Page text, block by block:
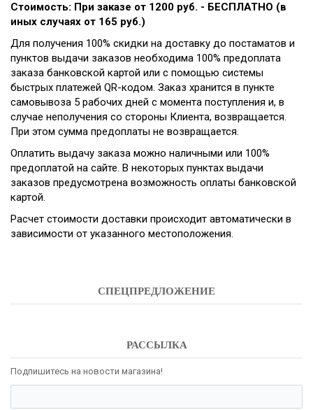
Стоимость: При заказе от 1200 руб. - БЕСПЛАТНО (в
иных случаях от 165 руб.)
Для получения 100% скидки на доставку до постаматов и
пунктов выдачи заказов необходима 100% предоплата
заказа банковской картой или с помощью системы
быстрых платежей QR-кодом. Заказ хранится в пункте
самовывоза 5 рабочих дней с момента поступления и, в
случае неполучения со стороны Клиента, возвращается.
При этом сумма предоплаты не возвращается.
Оплатить выдачу заказа можно наличными или 100%
предоплатой на сайте. В некоторых пунктах выдачи
заказов предусмотрена возможность оплаты банковской
картой.
Расчет стоимости доставки происходит автоматически в
зависимости от указанного местоположения.
СПЕЦПРЕДЛОЖЕНИЕ
РАССЫЛКА
Подпишитесь на новости магазина!